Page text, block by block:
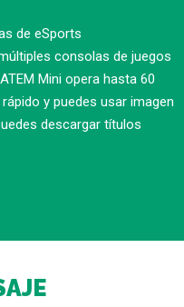
de eSports
consolas de juegos
Mini opera hasta 60
y puedes usar imagen
descargar títulos